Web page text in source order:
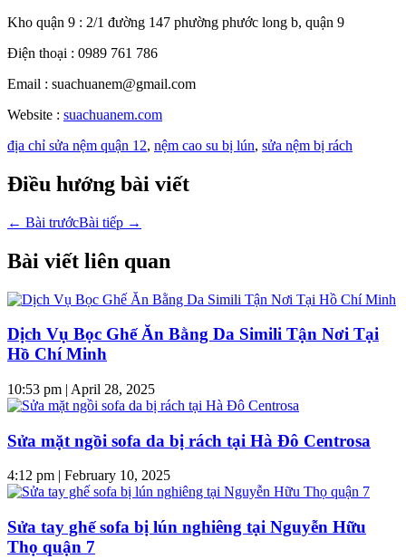
Kho quận 9 : 2/1 đường 147 phường phước long b, quận 9
Điện thoại : 0989 761 786
Email : suachuanem@gmail.com
Website : suachuanem.com
địa chỉ sửa nệm quận 12, nệm cao su bị lún, sửa nệm bị rách
Điều hướng bài viết
← Bài trướcBài tiếp →
Bài viết liên quan
Dịch Vụ Bọc Ghế Ăn Bằng Da Simili Tận Nơi Tại
Hồ Chí Minh
10:53 pm | April 28, 2025
Sửa mặt ngồi sofa da bị rách tại Hà Đô Centrosa
4:12 pm | February 10, 2025
Sửa tay ghế sofa bị lún nghiêng tại Nguyễn Hữu
Thọ quận 7